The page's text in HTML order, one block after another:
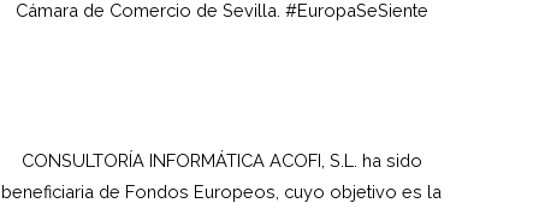
Cámara de Comercio de Sevilla. #EuropaSeSiente
CONSULTORÍA INFORMÁTICA ACOFI, S.L. ha sido
beneficiaria de Fondos Europeos, cuyo objetivo es la